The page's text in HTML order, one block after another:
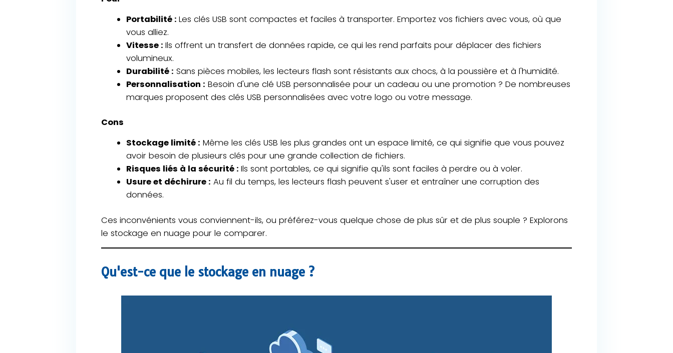
Portabilité : Les clés USB sont compactes et faciles à transporter. Emportez vos fichiers avec vous, où que
vous alliez.
Vitesse : Ils offrent un transfert de données rapide, ce qui les rend parfaits pour déplacer des fichiers
volumineux.
Durabilité : Sans pièces mobiles, les lecteurs flash sont résistants aux chocs, à la poussière et à l'humidité.
Personnalisation : Besoin d'une clé USB personnalisée pour un cadeau ou une promotion ? De nombreuses
marques proposent des clés USB personnalisées avec votre logo ou votre message.
Cons
Stockage limité : Même les clés USB les plus grandes ont un espace limité, ce qui signifie que vous pouvez
avoir besoin de plusieurs clés pour une grande collection de fichiers.
Risques liés à la sécurité : Ils sont portables, ce qui signifie qu'ils sont faciles à perdre ou à voler.
Usure et déchirure : Au fil du temps, les lecteurs flash peuvent s'user et entraîner une corruption des
données.
Ces inconvénients vous conviennent-ils, ou préférez-vous quelque chose de plus sûr et de plus souple ? Explorons
le stockage en nuage pour le comparer.
Qu'est-ce que le stockage en nuage ?